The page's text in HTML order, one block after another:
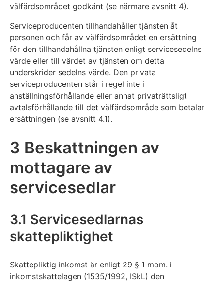
välfärdsområdet godkänt (se närmare avsnitt 4).
Serviceproducenten tillhandahåller tjänsten åt
personen och får av välfärdsområdet en ersättning
för den tillhandahållna tjänsten enligt servicesedelns
värde eller till värdet av tjänsten om detta
underskrider sedelns värde. Den privata
serviceproducenten står i regel inte i
anställningsförhållande eller annat privaträttsligt
avtalsförhållande till det välfärdsområde som betalar
ersättningen (se avsnitt 4.1).
3 Beskattningen av
mottagare av
servicesedlar
3.1 Servicesedlarnas
skattepliktighet
Skattepliktig inkomst är enligt 29 § 1 mom. i
inkomstskattelagen (1535/1992, ISkL) den